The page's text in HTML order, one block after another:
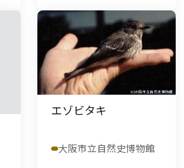
エゾビタキ
大阪市立自然史博物館